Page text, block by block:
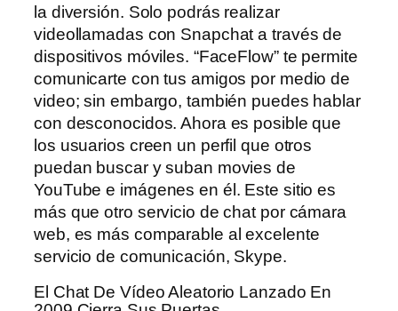
la diversión. Solo podrás realizar
videollamadas con Snapchat a través de
dispositivos móviles. “FaceFlow” te permite
comunicarte con tus amigos por medio de
video; sin embargo, también puedes hablar
con desconocidos. Ahora es posible que
los usuarios creen un perfil que otros
puedan buscar y suban movies de
YouTube e imágenes en él. Este sitio es
más que otro servicio de chat por cámara
web, es más comparable al excelente
servicio de comunicación, Skype.
El Chat De Vídeo Aleatorio Lanzado En